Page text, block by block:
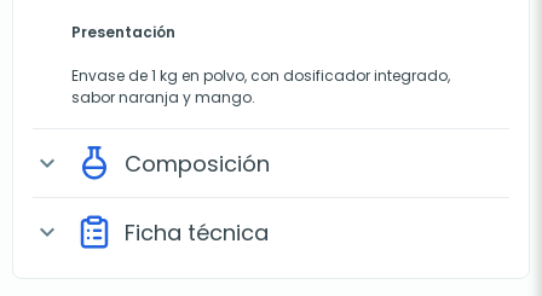
Presentación
Envase de 1 kg en polvo, con dosificador integrado,
sabor naranja y mango.
expand_more Composición
expand_more Ficha técnica